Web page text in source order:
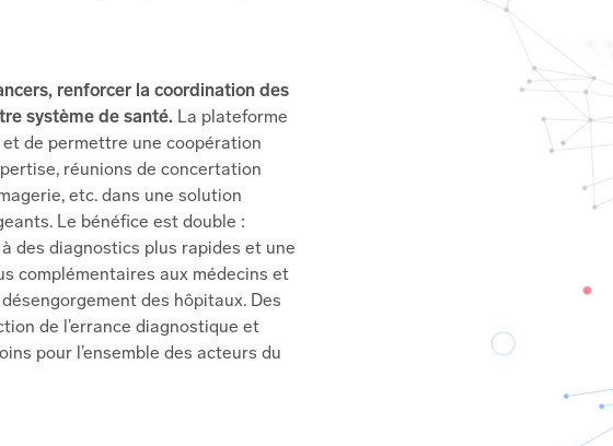
renforcer la coordination des
système de santé. La plateforme
de permettre une coopération
réunions de concertation
etc. dans une solution
Le bénéfice est double :
des diagnostics plus rapides et une
complémentaires aux médecins et
des hôpitaux. Des
de l’errance diagnostique et
pour l’ensemble des acteurs du